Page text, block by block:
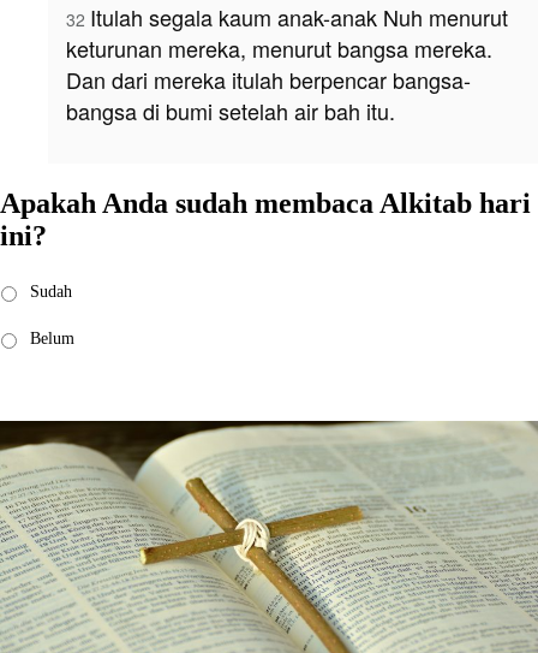
32 Itulah segala kaum anak-anak Nuh menurut
keturunan mereka, menurut bangsa mereka.
Dan dari mereka itulah berpencar bangsa-
bangsa di bumi setelah air bah itu.
Apakah Anda sudah membaca Alkitab hari
ini?
Saya
membaca:
Sudah
Belum